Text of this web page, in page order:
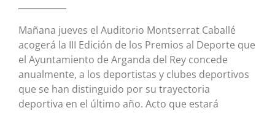
Mañana jueves el Auditorio Montserrat Caballé
acogerá la III Edición de los Premios al Deporte que
el Ayuntamiento de Arganda del Rey concede
anualmente, a los deportistas y clubes deportivos
que se han distinguido por su trayectoria
deportiva en el último año. Acto que estará